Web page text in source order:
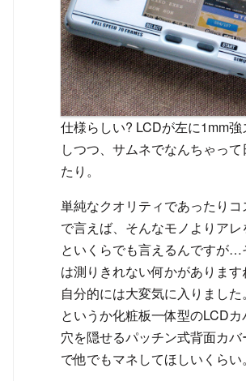
仕様らしい? LCDが左に1mm
しつつ、サムネでなんちゃっ
たり。
単純なクオリティであったりコ
で言えば、そんなモノよりアレ
といくらでも言えるんですが…
は測りきれない何かがあります
自分的には大変気に入りました
というか化粧板一体型のLCD
穴を隠せるパッチン式背面カ
で他でもマネしてほしいくらい。